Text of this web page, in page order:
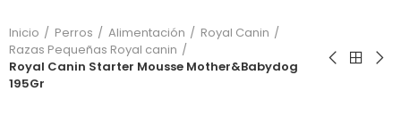
Inicio Perros Alimentación
Royal Canin
Razas Pequeñas Royal canin
Royal Canin Starter Mousse Mother&Babydog
195Gr